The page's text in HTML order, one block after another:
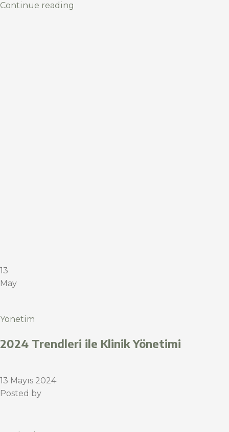
Continue reading
13
May
Yönetim
2024 Trendleri ile Klinik Yönetimi
13 Mayıs 2024
Posted by